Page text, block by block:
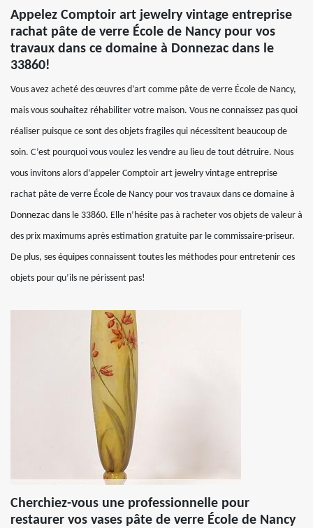
Appelez Comptoir art jewelry vintage entreprise
rachat pâte de verre École de Nancy pour vos
travaux dans ce domaine à Donnezac dans le
33860!
Vous avez acheté des œuvres d’art comme pâte de verre École de Nancy,
mais vous souhaitez réhabiliter votre maison. Vous ne connaissez pas quoi
réaliser puisque ce sont des objets fragiles qui nécessitent beaucoup de
soin. C’est pourquoi vous voulez les vendre au lieu de tout détruire. Nous
vous invitons alors d’appeler Comptoir art jewelry vintage entreprise
rachat pâte de verre École de Nancy pour vos travaux dans ce domaine à
Donnezac dans le 33860. Elle n’hésite pas à racheter vos objets de valeur à
des prix maximums après estimation gratuite par le commissaire-priseur.
De plus, ses équipes connaissent toutes les méthodes pour entretenir ces
objets pour qu’ils ne périssent pas!
Cherchiez-vous une professionnelle pour
restaurer vos vases pâte de verre École de Nancy